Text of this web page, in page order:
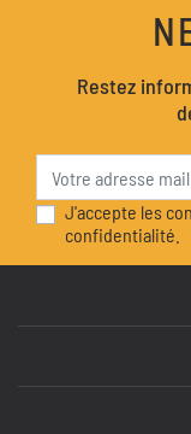
Restez
J'accepte les
confidentialité.